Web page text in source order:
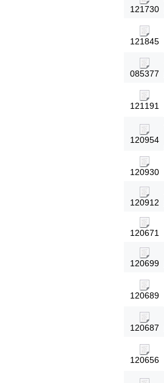
121730
121845
085377
121191
120954
120930
120912
120671
120699
120689
120687
120656